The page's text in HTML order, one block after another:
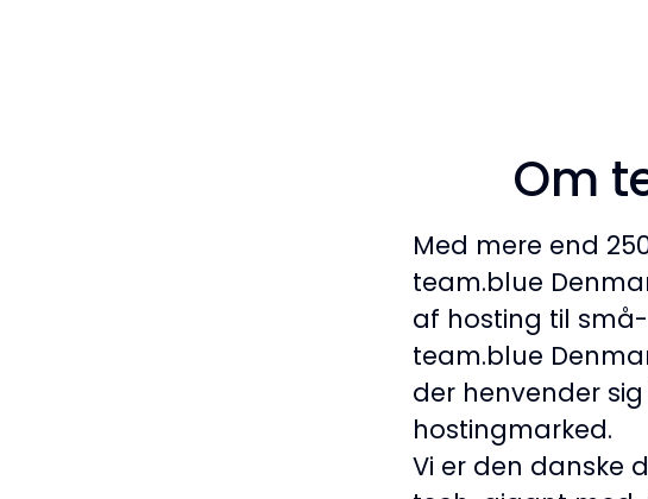
Om
Med mere end
team.blue
af hosting til
team.blue
der henvender
hostingmarked.
Vi er den danske